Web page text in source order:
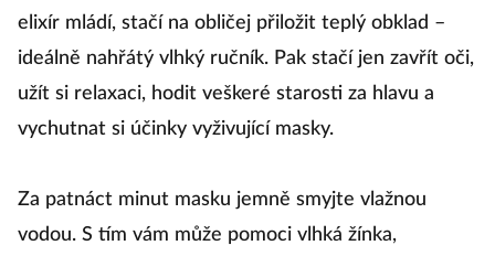
elixír mládí, stačí na obličej přiložit teplý obklad –
ideálně nahřátý vlhký ručník. Pak stačí jen zavřít oči,
užít si relaxaci, hodit veškeré starosti za hlavu a
vychutnat si účinky vyživující masky.
Za patnáct minut masku jemně smyjte vlažnou
vodou. S tím vám může pomoci vlhká žínka,